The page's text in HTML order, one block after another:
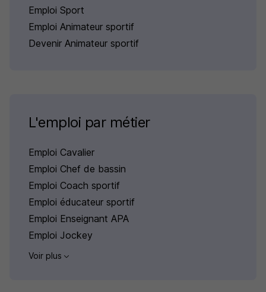
Emploi Sport
Emploi Animateur sportif
Devenir Animateur sportif
L'emploi par métier
Emploi Cavalier
Emploi Chef de bassin
Emploi Coach sportif
Emploi éducateur sportif
Emploi Enseignant APA
Emploi Jockey
Voir plus